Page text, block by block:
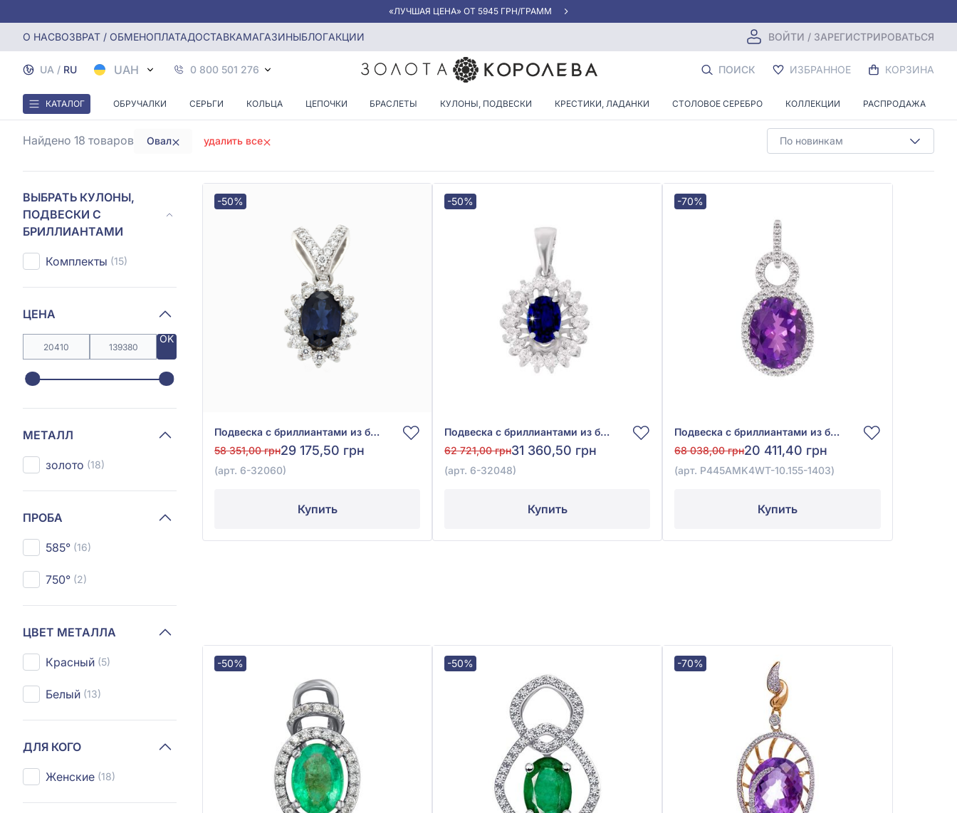
«ЛУЧШАЯ ЦЕНА» ОТ 5945 ГРН/ГРАММ
О НАСВОЗВРАТ / ОБМЕНОПЛАТАДОСТАВКАМАГАЗИНЫБЛОГАКЦИИ ВОЙТИ / ЗАРЕГИСТРИРОВАТЬСЯ
UA / RU UAH 0 800 501 276 ПОИСК ИЗБРАННОЕ КОРЗИНА
КАТАЛОГ ОБРУЧАЛКИ СЕРЬГИ КОЛЬЦА ЦЕПОЧКИ БРАСЛЕТЫ КУЛОНЫ, ПОДВЕСКИ КРЕСТИКИ, ЛАДАНКИ СТОЛОВОЕ СЕРЕБРО КОЛЛЕКЦИИ РАСПРОДАЖА
Главная Кулоны, Подвески с бриллиантами Кулоны с бриллиантами овальной огранки
КУЛОНЫ С БРИЛЛИАНТАМИ ОВАЛЬНОЙ ОГРАНКИ
По новинкам
Найдено 18 товаров Овал удалить все
ВЫБРАТЬ КУЛОНЫ,
ПОДВЕСКИ С
БРИЛЛИАНТАМИ
Комплекты (15)
ЦЕНА
OK
МЕТАЛЛ
золото (18)
ПРОБА
585° (16)
750° (2)
ЦВЕТ МЕТАЛЛА
Красный (5)
Белый (13)
ДЛЯ КОГО
Женские (18)
-50%
Подвеска с бриллиантами из белого золота 585° с синим сапфиром 0,52ct и бриллиантом 0,23ct, арт. 6-32060
58 351,00 грн29 175,50 грн
(арт. 6-32060)
Купить
-50%
Подвеска с бриллиантами из белого золота 585° с синим сапфиром 0,42ct и бриллиантом 0,23ct, арт. 6-32048
62 721,00 грн31 360,50 грн
(арт. 6-32048)
Купить
-70%
Подвеска с бриллиантами из белого золота 585° с бриллиантом 0,2ct и аметистом 2,8ct, арт. P445AMK4WT-10.155-1403
68 038,00 грн20 411,40 грн
(арт. P445AMK4WT-10.155-1403)
Купить
-50% -50% -70%